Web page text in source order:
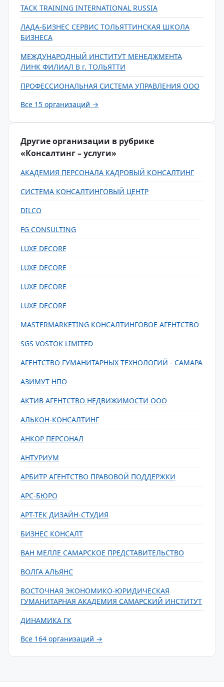
ТАСК TRAINING INTERNATIONAL RUSSIA
ЛАДА-БИЗНЕС СЕРВИС ТОЛЬЯТТИНСКАЯ ШКОЛА
БИЗНЕСА
МЕЖДУНАРОДНЫЙ ИНСТИТУТ МЕНЕДЖМЕНТА
ЛИНК ФИЛИАЛ В г. ТОЛЬЯТТИ
ПРОФЕССИОНАЛЬНАЯ СИСТЕМА УПРАВЛЕНИЯ ООО
Все 15 организаций →
Другие организации в рубрике
«Консалтинг – услуги»
АКАДЕМИЯ ПЕРСОНАЛА КАДРОВЫЙ КОНСАЛТИНГ
СИСТЕМА КОНСАЛТИНГОВЫЙ ЦЕНТР
DILCO
FG CONSULTING
LUXE DECORE
LUXE DECORE
LUXE DECORE
LUXE DECORE
MASTERMARKETING КОНСАЛТИНГОВОЕ АГЕНТСТВО
SGS VOSTOK LIMITED
АГЕНТСТВО ГУМАНИТАРНЫХ ТЕХНОЛОГИЙ - САМАРА
АЗИМУТ НПО
АКТИВ АГЕНТСТВО НЕДВИЖИМОСТИ ООО
АЛЬКОН-КОНСАЛТИНГ
АНКОР ПЕРСОНАЛ
АНТУРИУМ
АРБИТР АГЕНТСТВО ПРАВОВОЙ ПОДДЕРЖКИ
АРС-БЮРО
АРТ-ТЕК ДИЗАЙН-СТУДИЯ
БИЗНЕС КОНСАЛТ
ВАН МЕЛЛЕ САМАРСКОЕ ПРЕДСТАВИТЕЛЬСТВО
ВОЛГА АЛЬЯНС
ВОСТОЧНАЯ ЭКОНОМИКО-ЮРИДИЧЕСКАЯ
ГУМАНИТАРНАЯ АКАДЕМИЯ САМАРСКИЙ ИНСТИТУТ
ДИНАМИКА ГК
Все 164 организаций →